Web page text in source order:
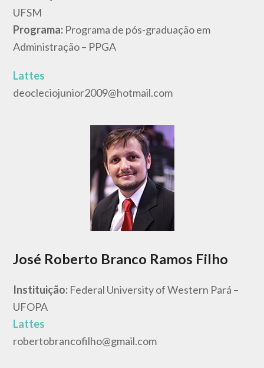
UFSM
Programa: Programa de pós-graduação em
Administração – PPGA
Lattes
deocleciojunior2009@hotmail.com
José Roberto Branco Ramos Filho
Instituição: Federal University of Western Pará –
UFOPA
Lattes
robertobrancofilho@gmail.com